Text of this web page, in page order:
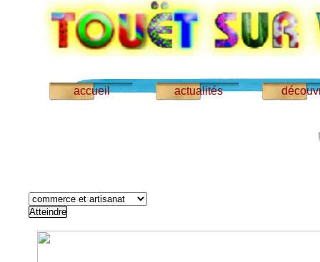
accueil actualités